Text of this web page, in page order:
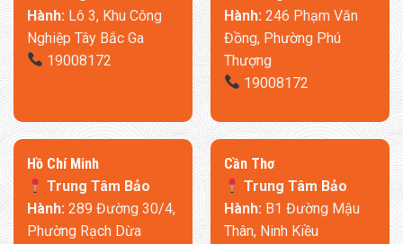
Hành: Lô 3, Khu Công
Nghiệp Tây Bắc Ga
19008172
Hành: 246 Phạm Văn
Đồng, Phường Phú
Thượng
19008172
​Hồ Chí Minh
Trung Tâm Bảo
Hành:289 Đường 30/4,
Phường Rạch Dừa
Cần Thơ
Trung Tâm Bảo
Hành:B1 Đường Mậu
Thân, Ninh Kiều